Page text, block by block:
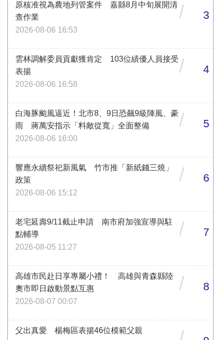
原核准視為農地列管案件 嘉縣8月中旬展開清
查作業
2026-08-06 16:53
/ 3
雲林調解委員貢獻獲肯定 103位績優人員接受
表揚
2026-08-06 16:58
/ 4
白海豚颱風逼近！北市8、9日恐飆9級陣風、豪
雨 蔣萬安指示「料敵從寬」全面整備
2026-08-06 16:00
/ 5
響應永續祭祀新風氣 竹市推「新紙錢三燒」
政策
2026-08-06 15:12
/ 6
老宅延壽9/11截止申請 南市府加強宣導與駐
點輔導
2026-08-05 11:27
/ 7
高雄市民赴日享專屬小禮！ 高雄與青森縣陸
奧市即日啟動景點互惠
2026-08-07 00:07
/ 8
父出真愛 楊梅區表揚46位模範父親